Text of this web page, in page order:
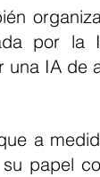
por
una IA de
papel